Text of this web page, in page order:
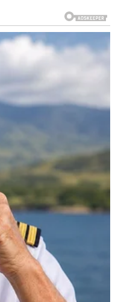
na odnose koji vam
opterećuju.
razumije koliko vam je
a da rezultati kasne,
koja bi vam mogla